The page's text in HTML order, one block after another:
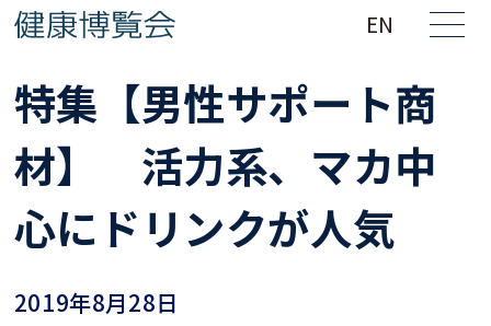
EN
特集【男性サポート商
材】 活力系、マカ中
心にドリンクが人気
2019年8月28日